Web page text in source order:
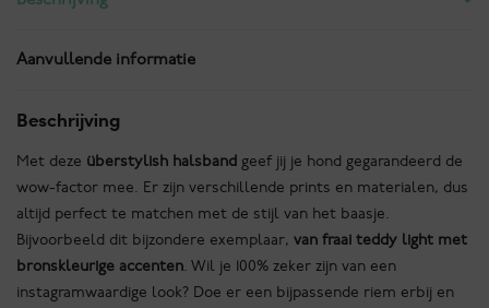
halsband
Aanvullende informatie
Beschrijving
Met deze überstylish halsband geef jij je hond gegarandeerd de
wow-factor mee. Er zijn verschillende prints en materialen, dus
altijd perfect te matchen met de stijl van het baasje.
Bijvoorbeeld dit bijzondere exemplaar, van fraai teddy light met
bronskleurige accenten. Wil je 100% zeker zijn van een
instagramwaardige look? Doe er een bijpassende riem erbij en